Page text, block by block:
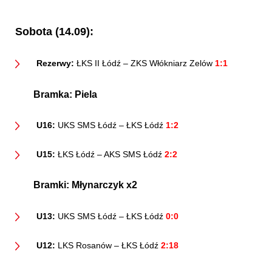
Sobota (14.09):
Rezerwy: ŁKS II Łódź – ZKS Włókniarz Zelów 1:1
Bramka: Piela
U16: UKS SMS Łódź – ŁKS Łódź 1:2
U15: ŁKS Łódź – AKS SMS Łódź 2:2
Bramki: Młynarczyk x2
U13: UKS SMS Łódź – ŁKS Łódź 0:0
U12: LKS Rosanów – ŁKS Łódź 2:18